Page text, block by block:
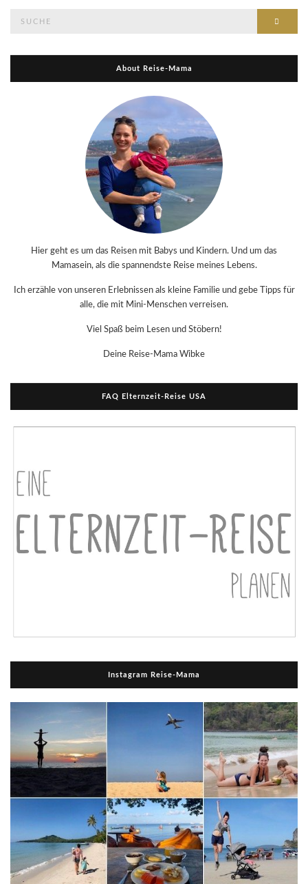
About Reise-Mama
Hier geht es um das Reisen mit Babys und Kindern. Und um das
Mamasein, als die spannendste Reise meines Lebens.
Ich erzähle von unseren Erlebnissen als kleine Familie und gebe Tipps für
alle, die mit Mini-Menschen verreisen.
Viel Spaß beim Lesen und Stöbern!
Deine Reise-Mama Wibke
FAQ Elternzeit-Reise USA
Instagram Reise-Mama